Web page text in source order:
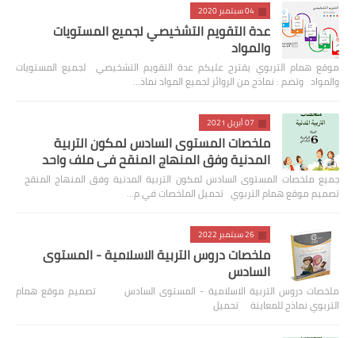
04 سبتمبر 2020
عدة التقويم التشخيصي لجميع المستويات
والمواد
موقع همام التربوي يقترح عليكم عدة التقويم التشخيصي لجميع المستويات
والمواد وتضم : نماذج من الروائز لجميع المواد نماذ…
07 أبريل 2021
ملخصات المستوى السادس لمكون التربية
المدنية وفق المنهاج المنقح في ملف واحد
جميع ملخصات المستوى السادس لمكون التربية المدنية وفق المنهاج المنقح
تصميم موقع همام التربوي تحميل الملخصات في م…
26 سبتمبر 2022
ملخصات دروس التربية الاسلامية - المستوى
السادس
ملخصات دروس التربية الاسلامية - المستوى السادس تصميم موقع همام
التربوي نماذج للمعاينة تحميل